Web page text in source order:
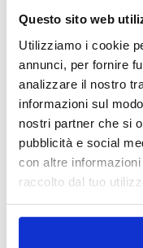
Questo sito web
Utilizziamo i cookie
annunci, per fornire
analizzare il nostro
informazioni sul
nostri partner che si
pubblicità e social
con altre
raccolto dal tuo
stanno pagando.
soddisfazione e,
positive.
LEVA DI
In sintesi, la
storage non è
atteso dai clienti
competitività per